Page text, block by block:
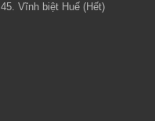
45. Vĩnh biệt Huế (Hết)